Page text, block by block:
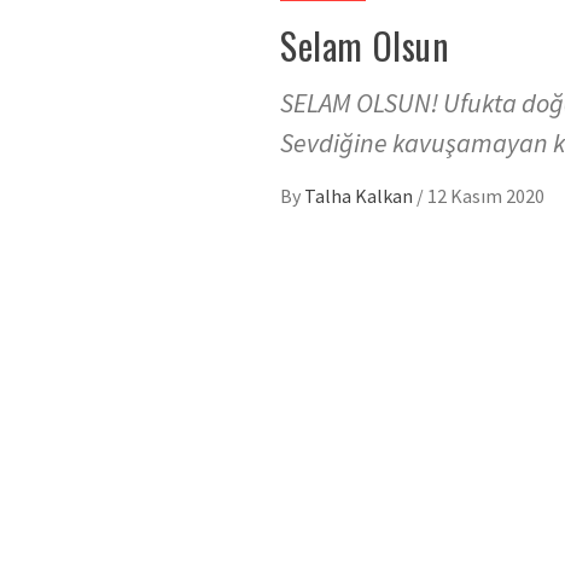
Selam Olsun
SELAM OLSUN! Ufukta
Sevdiğine kavuşamayan
By Talha Kalkan / 12 Kasım 2020